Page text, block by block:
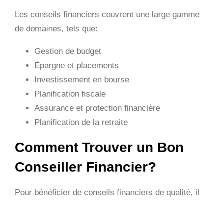
Les conseils financiers couvrent une large gamme
de domaines, tels que:
Gestion de budget
Épargne et placements
Investissement en bourse
Planification fiscale
Assurance et protection financière
Planification de la retraite
Comment Trouver un Bon
Conseiller Financier?
Pour bénéficier de conseils financiers de qualité, il